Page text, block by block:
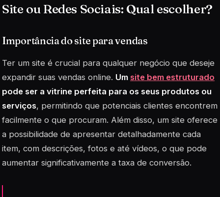
Site ou Redes Sociais: Qual escolher?
Importância do site para vendas
Ter um site é crucial para qualquer negócio que deseje
expandir suas vendas online. Um site bem estruturado
pode ser a vitrine perfeita para os seus produtos ou
serviços, permitindo que potenciais clientes encontrem
facilmente o que procuram. Além disso, um site oferece
a possibilidade de apresentar detalhadamente cada
item, com descrições, fotos e até vídeos, o que pode
aumentar significativamente a taxa de conversão.